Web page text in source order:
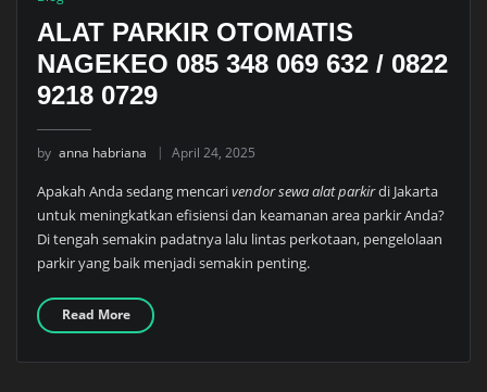
ALAT PARKIR OTOMATIS
NAGEKEO 085 348 069 632 / 0822
9218 0729
by anna habriana April 24, 2025
Apakah Anda sedang mencarivendor sewa alat parkirdi Jakarta
untuk meningkatkan efisiensi dan keamanan area parkir Anda?
Di tengah semakin padatnya lalu lintas perkotaan, pengelolaan
parkir yang baik menjadi semakin penting.
Read More